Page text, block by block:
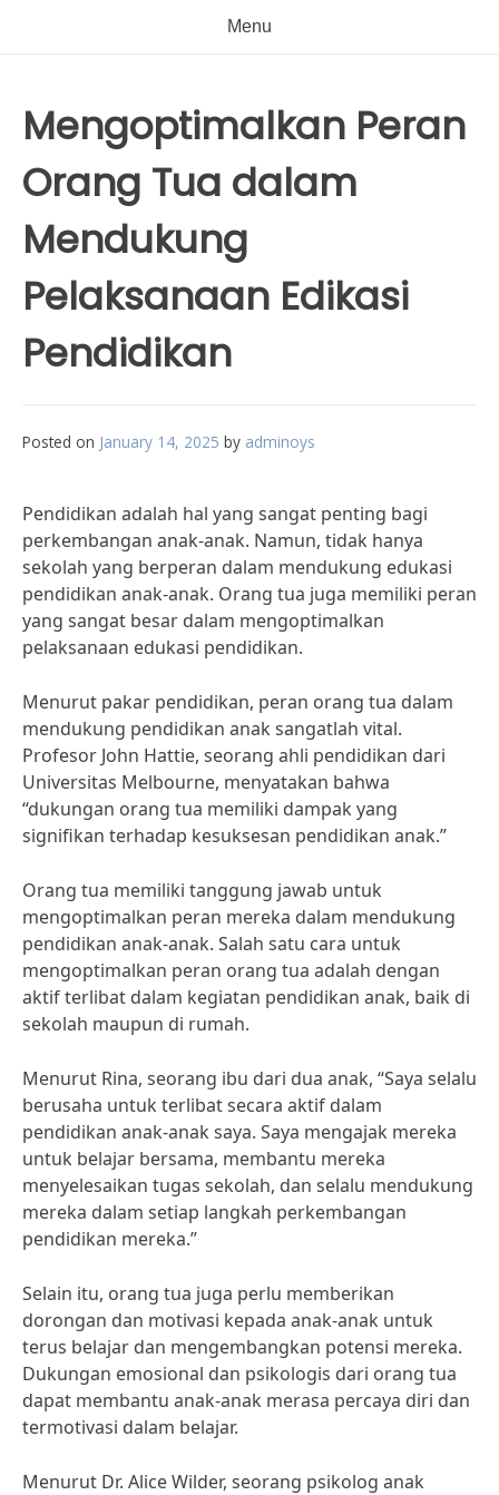
Menu
Mengoptimalkan Peran
Orang Tua dalam
Mendukung
Pelaksanaan Edikasi
Pendidikan
Posted on January 14, 2025 by adminoys
Pendidikan adalah hal yang sangat penting bagi
perkembangan anak-anak. Namun, tidak hanya
sekolah yang berperan dalam mendukung edukasi
pendidikan anak-anak. Orang tua juga memiliki peran
yang sangat besar dalam mengoptimalkan
pelaksanaan edukasi pendidikan.
Menurut pakar pendidikan, peran orang tua dalam
mendukung pendidikan anak sangatlah vital.
Profesor John Hattie, seorang ahli pendidikan dari
Universitas Melbourne, menyatakan bahwa
“dukungan orang tua memiliki dampak yang
signifikan terhadap kesuksesan pendidikan anak.”
Orang tua memiliki tanggung jawab untuk
mengoptimalkan peran mereka dalam mendukung
pendidikan anak-anak. Salah satu cara untuk
mengoptimalkan peran orang tua adalah dengan
aktif terlibat dalam kegiatan pendidikan anak, baik di
sekolah maupun di rumah.
Menurut Rina, seorang ibu dari dua anak, “Saya selalu
berusaha untuk terlibat secara aktif dalam
pendidikan anak-anak saya. Saya mengajak mereka
untuk belajar bersama, membantu mereka
menyelesaikan tugas sekolah, dan selalu mendukung
mereka dalam setiap langkah perkembangan
pendidikan mereka.”
Selain itu, orang tua juga perlu memberikan
dorongan dan motivasi kepada anak-anak untuk
terus belajar dan mengembangkan potensi mereka.
Dukungan emosional dan psikologis dari orang tua
dapat membantu anak-anak merasa percaya diri dan
termotivasi dalam belajar.
Menurut Dr. Alice Wilder, seorang psikolog anak